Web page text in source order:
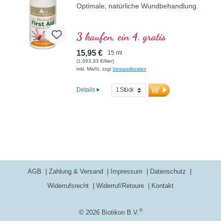
Optimale, natürliche Wundbehandlung.
3 kaufen, ein 4. gratis
15,95 € 15 ml
(1.063,33 €/liter)
inkl. MwSt. zzgl Versandkosten
Details
© 2026 Biotikon B.V.®
AGB Zahlung & Versand Impressum
Datenschutz
Widerrufsrecht
Widerruf/Retoure Kontakt